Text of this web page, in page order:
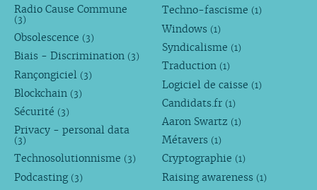
Radio Cause Commune
(3)
Obsolescence (3)
Biais - Discrimination (3)
Rançongiciel (3)
Blockchain (3)
Sécurité (3)
Privacy - personal data
(3)
Technosolutionnisme (3)
Podcasting (3)
Techno-fascisme (1)
Windows (1)
Syndicalisme (1)
Traduction (1)
Logiciel de caisse (1)
Candidats.fr (1)
Aaron Swartz (1)
Métavers (1)
Cryptographie (1)
Raising awareness (1)